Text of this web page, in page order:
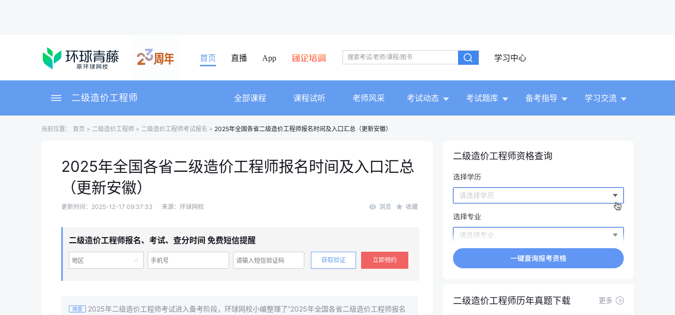
首页 直播 App 学习中心
二级造价工程师 全部课程 课程试听 老师风采 考试动态 考试题库 备考指导 学习交流
当前位置： 首页 > 二级造价工程师 > 二级造价工程师考试报名 > 2025年全国各省二级造价工程师报名时间及入口汇总（更新安徽）
2025年全国各省二级造价工程师报名时间及入口汇总
（更新安徽）
更新时间：2025-12-17 09:37:33 来源：环球网校 浏览 收藏
二级造价工程师报名、考试、查分时间 免费短信提醒
地区 获取验证 立即预约
摘要
2025年二级造价工程师考试进入备考阶段，环球网校小编整理了“2025年全国各省二级造价工程师报名
二级造价工程师资格查询
二级造价工程师历年真题下载 更多